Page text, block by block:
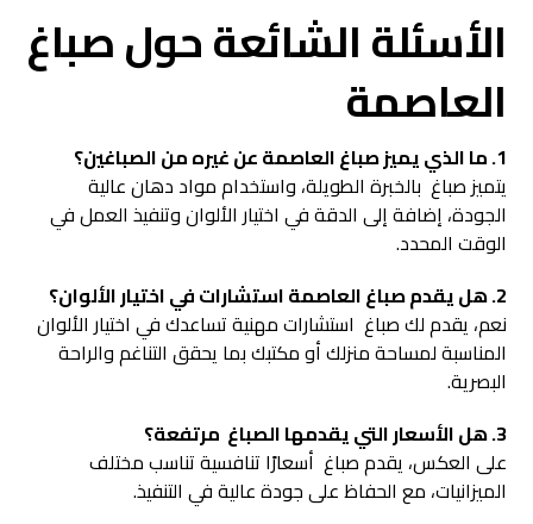
الأسئلة الشائعة حول صباغ
العاصمة
1. ما الذي يميز صباغ العاصمة عن غيره من الصباغين؟
يتميز صباغ بالخبرة الطويلة، واستخدام مواد دهان عالية
الجودة، إضافة إلى الدقة في اختيار الألوان وتنفيذ العمل في
الوقت المحدد.
2. هل يقدم صباغ العاصمة استشارات في اختيار الألوان؟
نعم، يقدم لك صباغ استشارات مهنية تساعدك في اختيار الألوان
المناسبة لمساحة منزلك أو مكتبك بما يحقق التناغم والراحة
البصرية.
3. هل الأسعار التي يقدمها الصباغ مرتفعة؟
على العكس، يقدم صباغ أسعارًا تنافسية تناسب مختلف
الميزانيات، مع الحفاظ على جودة عالية في التنفيذ.